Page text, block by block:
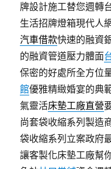
牌設計施工替您週轉
生活招牌燈箱現代人
汽車借款快速的融資
的融資管道壓力體面
保密的好處所全方位
館優雅精緻婚宴的典
氣靈活床墊工廠直營
尚套袋收縮系列製造
袋收縮系列立案政府
讓客製化床墊工廠幫